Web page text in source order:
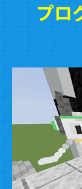
プロ